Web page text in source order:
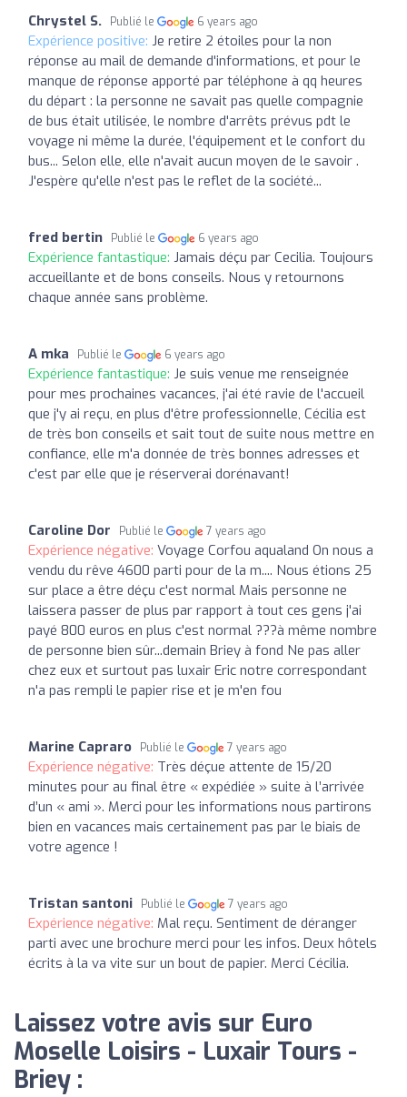
Chrystel S. Publié le 6 years ago
Expérience positive: Je retire 2 étoiles pour la non
réponse au mail de demande d'informations, et pour le
manque de réponse apporté par téléphone à qq heures
du départ : la personne ne savait pas quelle compagnie
de bus était utilisée, le nombre d'arrêts prévus pdt le
voyage ni même la durée, l'équipement et le confort du
bus... Selon elle, elle n'avait aucun moyen de le savoir .
J'espère qu'elle n'est pas le reflet de la société...
fred bertin Publié le 6 years ago
Expérience fantastique: Jamais déçu par Cecilia. Toujours
accueillante et de bons conseils. Nous y retournons
chaque année sans problème.
A mka Publié le 6 years ago
Expérience fantastique: Je suis venue me renseignée
pour mes prochaines vacances, j'ai été ravie de l'accueil
que j'y ai reçu, en plus d'être professionnelle, Cécilia est
de très bon conseils et sait tout de suite nous mettre en
confiance, elle m'a donnée de très bonnes adresses et
c'est par elle que je réserverai dorénavant!
Caroline Dor Publié le 7 years ago
Expérience négative: Voyage Corfou aqualand On nous a
vendu du rêve 4600 parti pour de la m.... Nous étions 25
sur place a être déçu c'est normal Mais personne ne
laissera passer de plus par rapport à tout ces gens j'ai
payé 800 euros en plus c'est normal ???à même nombre
de personne bien sûr...demain Briey à fond Ne pas aller
chez eux et surtout pas luxair Eric notre correspondant
n'a pas rempli le papier rise et je m'en fou
Marine Capraro Publié le 7 years ago
Expérience négative: Très déçue attente de 15/20
minutes pour au final être « expédiée » suite à l’arrivée
d’un « ami ». Merci pour les informations nous partirons
bien en vacances mais certainement pas par le biais de
votre agence !
Tristan santoni Publié le 7 years ago
Expérience négative: Mal reçu. Sentiment de déranger
parti avec une brochure merci pour les infos. Deux hôtels
écrits à la va vite sur un bout de papier. Merci Cécilia.
Laissez votre avis sur Euro
Moselle Loisirs - Luxair Tours -
Briey :